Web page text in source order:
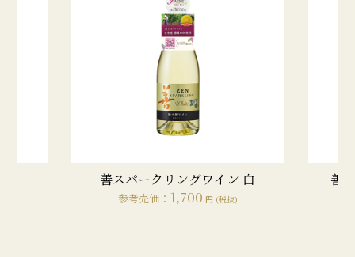
善スパークリングワイン 白
参考売価： 1,700 円 (税抜)
善